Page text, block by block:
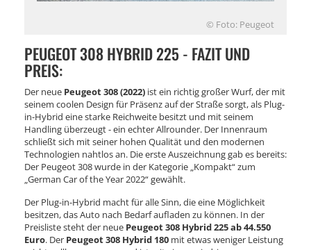
© Foto: Peugeot
PEUGEOT 308 HYBRID 225 - FAZIT UND
PREIS:
Der neue Peugeot 308 (2022) ist ein richtig großer Wurf, der mit
seinem coolen Design für Präsenz auf der Straße sorgt, als Plug-
in-Hybrid eine starke Reichweite besitzt und mit seinem
Handling überzeugt - ein echter Allrounder. Der Innenraum
schließt sich mit seiner hohen Qualität und den modernen
Technologien nahtlos an. Die erste Auszeichnung gab es bereits:
Der Peugeot 308 wurde in der Kategorie „Kompakt“ zum
„German Car of the Year 2022“ gewählt.
Der Plug-in-Hybrid macht für alle Sinn, die eine Möglichkeit
besitzen, das Auto nach Bedarf aufladen zu können. In der
Preisliste steht der neue Peugeot 308 Hybrid 225 ab 44.550
Euro. Der Peugeot 308 Hybrid 180 mit etwas weniger Leistung